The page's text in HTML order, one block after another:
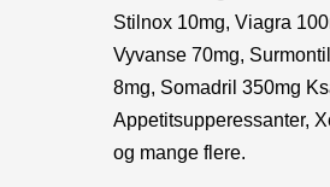
Stilnox 10mg, Viagra
Vyvanse 70mg,
8mg, Somadril 350mg
Appetitsupperessanter,
og mange flere.